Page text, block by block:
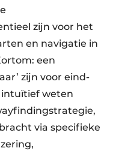
zijn voor het
en navigatie in
een
zijn voor eind-
intuïtief weten
via specifieke